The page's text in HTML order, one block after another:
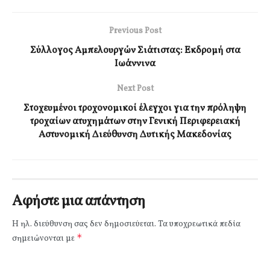
Previous Post
Σύλλογος Αμπελουργών Σιάτιστας: Εκδρομή στα
Ιωάννινα
Next Post
Στοχευμένοι τροχονομικοί έλεγχοι για την πρόληψη
τροχαίων ατυχημάτων στην Γενική Περιφερειακή
Αστυνομική Διεύθυνση Δυτικής Μακεδονίας
Αφήστε μια απάντηση
Η ηλ. διεύθυνση σας δεν δημοσιεύεται. Τα υποχρεωτικά πεδία
σημειώνονται με *